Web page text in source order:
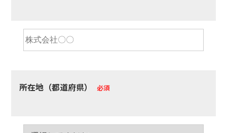
所在地（都道府県） 必須